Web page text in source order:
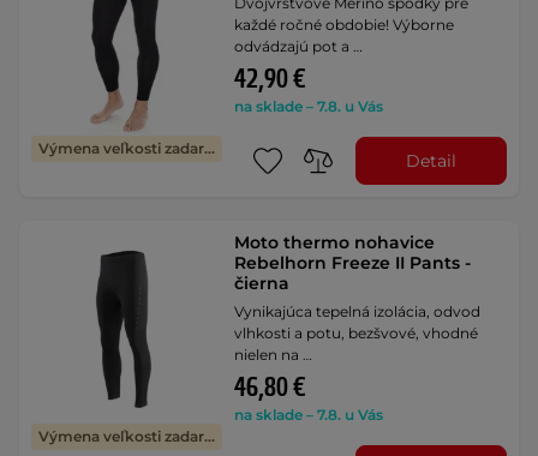
Výmena veľkosti zadarmo
každé ročné obdobie! Výborne
odvádzajú pot a …
42,90 €
na sklade – 7.8. u Vás
Detail
Výmena veľkosti zadarmo
Moto thermo nohavice
Rebelhorn Freeze II Pants -
čierna
Vynikajúca tepelná izolácia, odvod
vlhkosti a potu, bezšvové, vhodné
nielen na …
46,80 €
na sklade – 7.8. u Vás